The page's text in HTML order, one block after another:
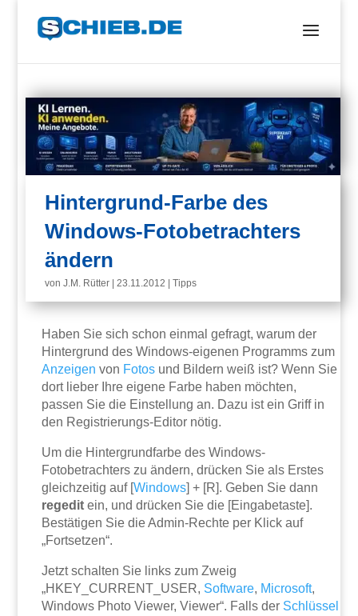
Hintergrund-Farbe des
Windows-Fotobetrachters
ändern
vonJ.M. Rütter |23.11.2012 |Tipps
Haben Sie sich schon einmal gefragt, warum der
Hintergrund des Windows-eigenen Programms zum
Anzeigen von Fotos und Bildern weiß ist? Wenn Sie
dort lieber Ihre eigene Farbe haben möchten,
passen Sie die Einstellung an. Dazu ist ein Griff in
den Registrierungs-Editor nötig.
Um die Hintergrundfarbe des Windows-
Fotobetrachters zu ändern, drücken Sie als Erstes
gleichzeitig auf [Windows ] + [R]. Geben Sie dann
regedit ein, und drücken Sie die [Eingabetaste].
Bestätigen Sie die Admin-Rechte per Klick auf
„Fortsetzen“.
Jetzt schalten Sie links zum Zweig
„HKEY_CURRENT_USER, Software, Microsoft,
Windows Photo Viewer, Viewer“. Falls der Schlüssel